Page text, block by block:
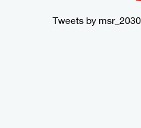
Tweets by msr_2030